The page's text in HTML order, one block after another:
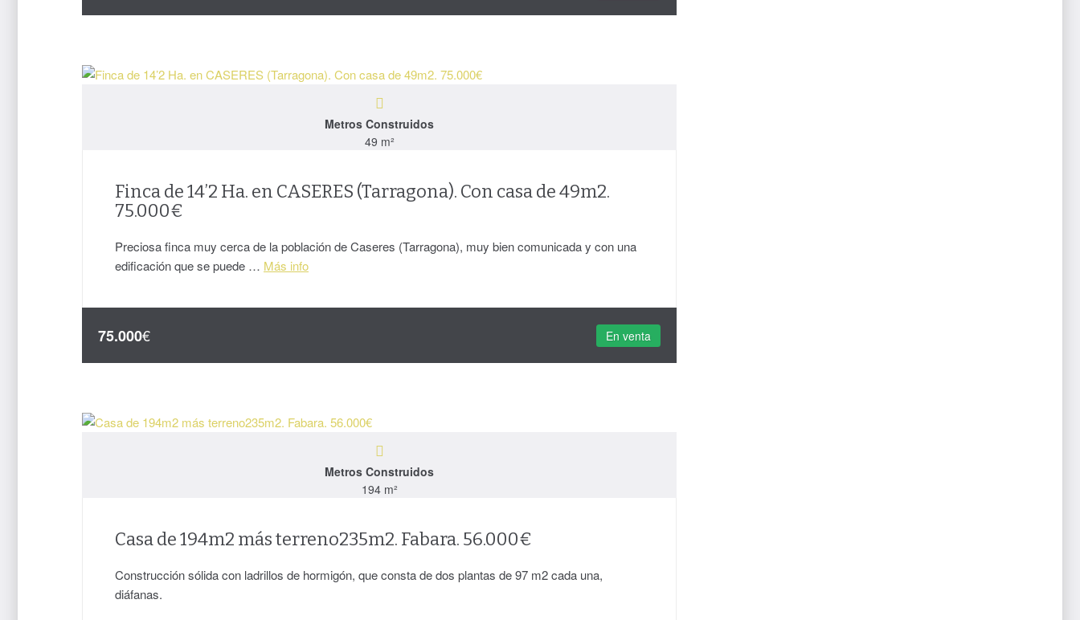
Metros Construidos
49 m²
Finca de 14’2 Ha. en CASERES (Tarragona). Con casa de 49m2.
75.000€
Preciosa finca muy cerca de la población de Caseres (Tarragona), muy bien comunicada y con una
edificación que se puede … Más info
75.000€ En venta
Metros Construidos
194 m²
Casa de 194m2 más terreno235m2. Fabara. 56.000€
Construcción sólida con ladrillos de hormigón, que consta de dos plantas de 97 m2 cada una,
diáfanas.